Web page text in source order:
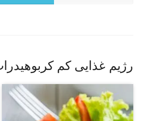
رژیم غذایی کم